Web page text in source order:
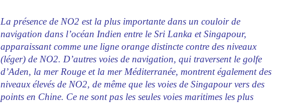
La présence de NO2 est la plus importante dans un couloir de
navigation dans l’océan Indien entre le Sri Lanka et Singapour,
apparaissant comme une ligne orange distincte contre des niveaux
(léger) de NO2. D’autres voies de navigation, qui traversent le golfe
d’Aden, la mer Rouge et la mer Méditerranée, montrent également des
niveaux élevés de NO2, de même que les voies de Singapour vers des
points en Chine. Ce ne sont pas les seules voies maritimes les plus